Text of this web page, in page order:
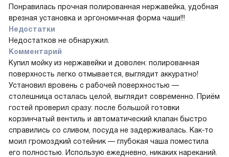
Понравилась прочная полированная нержавейка, удобная
врезная установка и эргономичная форма чаши!!!
Недостатки
Недостатков не обнаружил.
Комментарий
Купил мойку из нержавейки и доволен: полированная
поверхность легко отмывается, выглядит аккуратно!
Установил вровень с рабочей поверхностью —
столешница осталась целой, выглядит современно. Приём
гостей проверил сразу: после большой готовки
корзинчатый вентиль и автоматический клапан быстро
справились со сливом, посуда не задерживалась. Как-то
моил громоздкий сотейник — глубокая чаша поместила
его полностью. Использую ежедневно, никаких нареканий.